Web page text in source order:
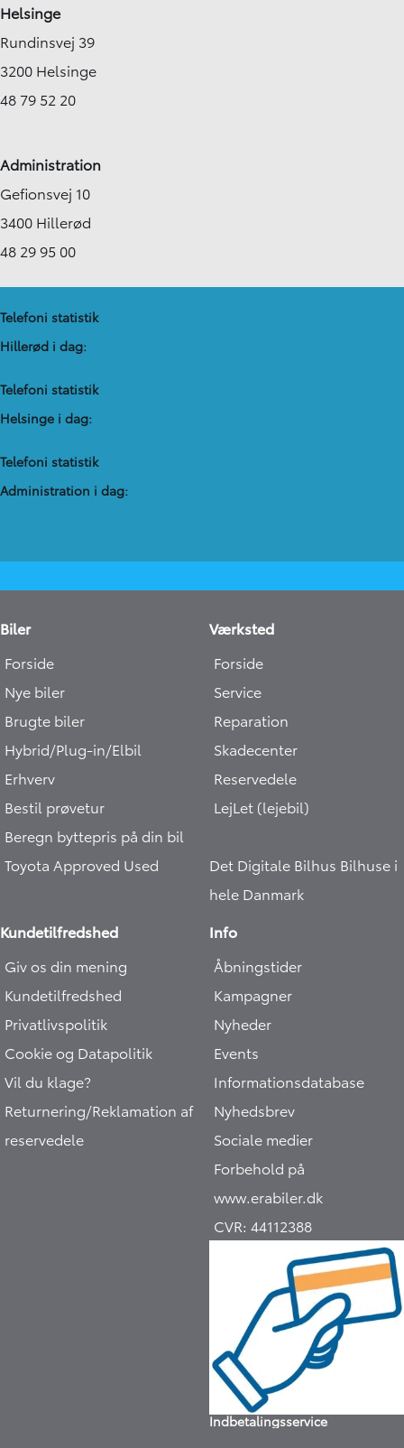
Helsinge
Rundinsvej 39
3200 Helsinge
48 79 52 20
Administration
Gefionsvej 10
3400 Hillerød
48 29 95 00
Telefoni statistik
Hillerød i dag:
Telefoni statistik
Helsinge i dag:
Telefoni statistik
Administration​ i dag:
Biler
Forside
Nye biler
Brugte biler
Hybrid/Plug-in/Elbil
Erhverv
Bestil prøvetur
Beregn byttepris på din bil
Toyota Approved Used
Værksted
Forside
Service
Reparation
Skadecenter
Reservedele
LejLet (lejebil)
Det Digitale Bilhus Bilhuse i
hele Danmark
Kundetilfredshed
Giv os din mening
Kundetilfredshed
Privatlivspolitik
Cookie og Datapolitik
Vil du klage?
Returnering/Reklamation af
reservedele
Info
Åbningstider
Kampagner
Nyheder
Events
Informationsdatabase
Nyhedsbrev
Sociale medier
Forbehold på
www.erabiler.dk
CVR:44112388
Indbetalingsservice